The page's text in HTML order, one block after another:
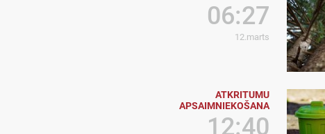
06:27
12.marts
ATKRITUMU
APSAIMNIEKOŠANA
12:40